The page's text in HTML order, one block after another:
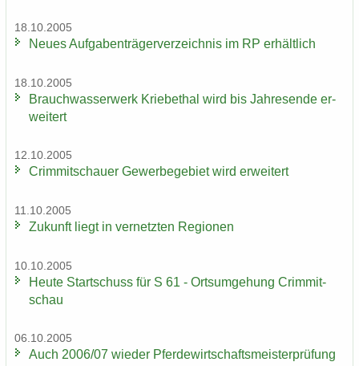
18.10.2005
Neues Auf­ga­ben­trä­ger­ver­zeich­nis im RP er­hält­lich
18.10.2005
Brauch­was­ser­werk Krie­be­thal wird bis Jah­res­en­de er­
wei­tert
12.10.2005
Crim­mit­schau­er Ge­wer­be­ge­biet wird er­wei­tert
11.10.2005
Zu­kunft liegt in ver­netz­ten Re­gio­nen
10.10.2005
Heute Start­schuss für S 61 - Orts­um­ge­hung Crim­mit­
schau
06.10.2005
Auch 2006/07 wie­der Pfer­de­wirt­schafts­meis­ter­prü­fung